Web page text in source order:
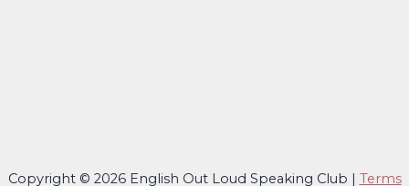
Copyright © 2026 English Out Loud Speaking Club | Terms